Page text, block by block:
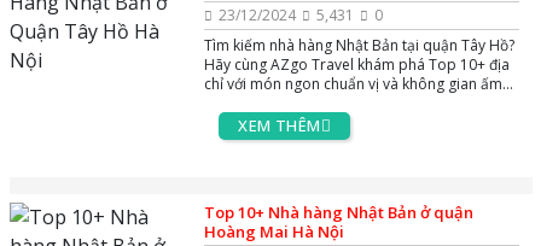
23/12/2024 5,431
0
Tìm kiếm nhà hàng Nhật Bản tại quận Tây Hồ?
Hãy cùng AZgo Travel khám phá Top 10+ địa
chỉ với món ngon chuẩn vị và không gian ấm
XEM THÊM
Top 10+ Nhà hàng Nhật Bản ở quận
Hoàng Mai Hà Nội